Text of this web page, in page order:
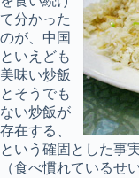
て分かった
のが、中国
といえども
美味い炒飯
とそうでも
ない炒飯が
存在する、
という確固とした事実
（食べ慣れているせ